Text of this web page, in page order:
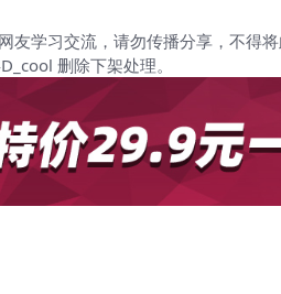
友学习交流，请勿传播分享，不得
删除下架处理。